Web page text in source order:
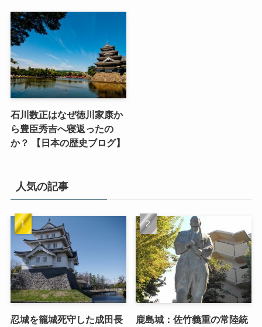
石川数正はなぜ徳川家康か
ら豊臣秀吉へ寝返ったの
か？ 【日本の歴史ブログ】
人気の記事
忍城を籠城死守した成田長
鹿島城：佐竹義重の常陸統